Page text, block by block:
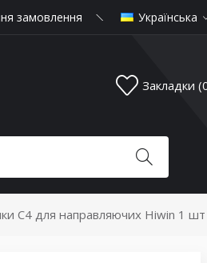
замовлення Українська
Закладки
С4 для направляючих Hiwin 1